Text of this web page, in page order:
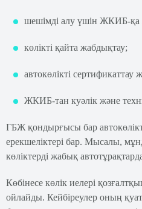
шешімді алу үшін ЖКИБ-қа
көлікті қайта жабдықтау;
автокөлікті
ЖКИБ-тан куәлік және
ГБЖ қондырғысы бар
ерекшеліктері бар. Мысалы,
көліктерді жабық
Көбінесе көлік иелері
ойлайды. Кейбіреулер оның